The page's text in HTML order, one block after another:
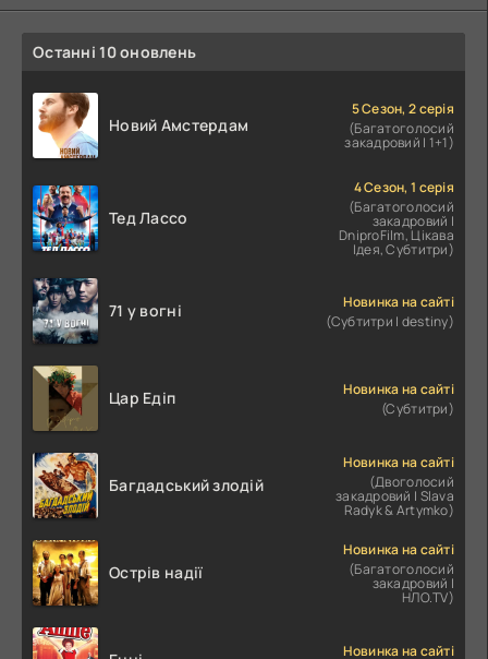
Останні 10 оновлень
Новий Амстердам
5 Сезон, 2 серія
(Багатоголосий
закадровий | 1+1)
Тед Лассо
4 Сезон, 1 серія
(Багатоголосий
закадровий |
DniproFilm, Цікава
Ідея, Субтитри)
71 у вогні
Новинка на сайті
(Субтитри | destiny)
Цар Едіп
Новинка на сайті
(Субтитри)
Багдадський злодій
Новинка на сайті
(Двоголосий
закадровий | Slava
Radyk & Artymko)
Острів надії
Новинка на сайті
(Багатоголосий
закадровий |
НЛО.TV)
Новинка на сайті